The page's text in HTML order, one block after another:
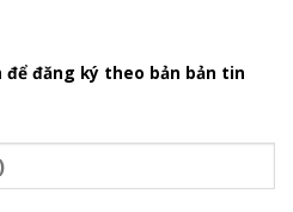
để đăng ký theo bản bản tin